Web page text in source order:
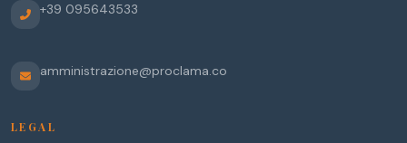
+39 095643533
amministrazione@proclama.co
LEGAL